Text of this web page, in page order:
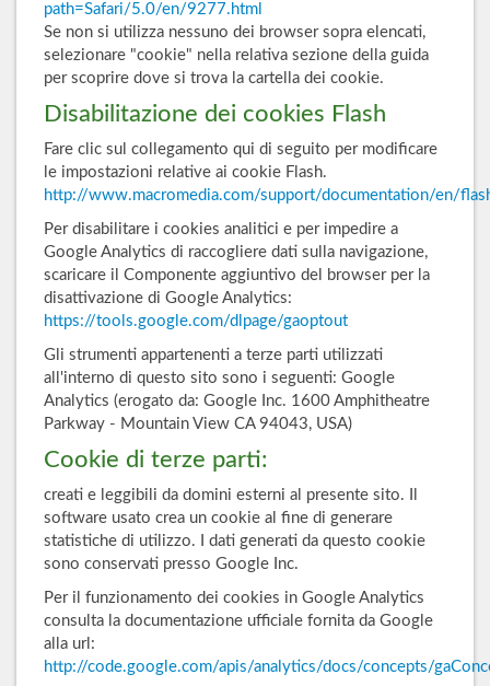
path=Safari/5.0/en/9277.html
Se non si utilizza nessuno dei browser sopra elencati,
selezionare "cookie" nella relativa sezione della guida
per scoprire dove si trova la cartella dei cookie.
Disabilitazione dei cookies Flash
Fare clic sul collegamento qui di seguito per modificare
le impostazioni relative ai cookie Flash.
http://www.macromedia.com/support/documentation/en/
Per disabilitare i cookies analitici e per impedire a
Google Analytics di raccogliere dati sulla navigazione,
scaricare il Componente aggiuntivo del browser per la
disattivazione di Google Analytics:
https://tools.google.com/dlpage/gaoptout
Gli strumenti appartenenti a terze parti utilizzati
all'interno di questo sito sono i seguenti: Google
Analytics (erogato da: Google Inc. 1600 Amphitheatre
Parkway - Mountain View CA 94043, USA)
Cookie di terze parti:
creati e leggibili da domini esterni al presente sito. Il
software usato crea un cookie al fine di generare
statistiche di utilizzo. I dati generati da questo cookie
sono conservati presso Google Inc.
Per il funzionamento dei cookies in Google Analytics
consulta la documentazione ufficiale fornita da Google
alla url:
http://code.google.com/apis/analytics/docs/concepts/